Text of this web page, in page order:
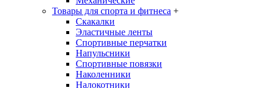
Товары для спорта и фитнеса +
Скакалки
Эластичные ленты
Спортивные перчатки
Напульсники
Спортивные повязки
Наколенники
Налокотники